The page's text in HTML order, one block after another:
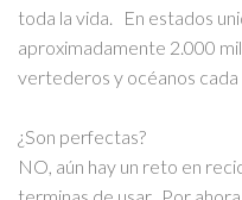
toda la vida. En estados
aproximadamente 2.000
vertederos y océanos cada
​¿Son perfectas?
​NO, aún hay un reto en
terminas de usar. Por